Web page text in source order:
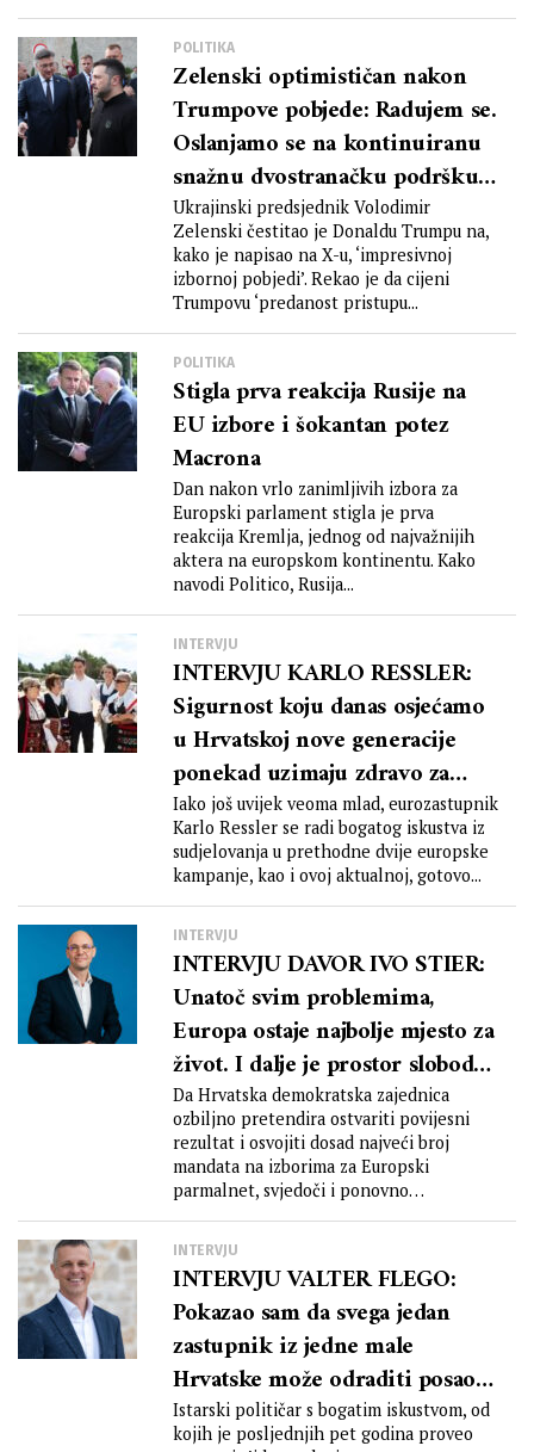
POLITIKA
Zelenski optimističan nakon
Trumpove pobjede: Radujem se.
Oslanjamo se na kontinuiranu
snažnu dvostranačku podršku
Ukrajini u Sjedinjenim
Državama
Ukrajinski predsjednik Volodimir
Zelenski čestitao je Donaldu Trumpu na,
kako je napisao na X-u, ‘impresivnoj
izbornoj pobjedi’. Rekao je da cijeni
Trumpovu ‘predanost pristupu...
POLITIKA
Stigla prva reakcija Rusije na
EU izbore i šokantan potez
Macrona
Dan nakon vrlo zanimljivih izbora za
Europski parlament stigla je prva
reakcija Kremlja, jednog od najvažnijih
aktera na europskom kontinentu. Kako
navodi Politico, Rusija...
INTERVJU
INTERVJU KARLO RESSLER:
Sigurnost koju danas osjećamo
u Hrvatskoj nove generacije
ponekad uzimaju zdravo za
gotovo
Iako još uvijek veoma mlad, eurozastupnik
Karlo Ressler se radi bogatog iskustva iz
sudjelovanja u prethodne dvije europske
kampanje, kao i ovoj aktualnoj, gotovo...
INTERVJU
INTERVJU DAVOR IVO STIER:
Unatoč svim problemima,
Europa ostaje najbolje mjesto za
život. I dalje je prostor slobode
koji uz demokršćansku
politiku može ponovno biti
snažna snaga za dobro u ovome
svijetu
Da Hrvatska demokratska zajednica
ozbiljno pretendira ostvariti povijesni
rezultat i osvojiti dosad najveći broj
mandata na izborima za Europski
parmalnet, svjedoči i ponovno
INTERVJU
INTERVJU VALTER FLEGO:
Pokazao sam da svega jedan
zastupnik iz jedne male
Hrvatske može odraditi posao i
biti glasan i prepoznatljiv u
Istarski političar s bogatim iskustvom, od
kojih je posljednjih pet godina proveo